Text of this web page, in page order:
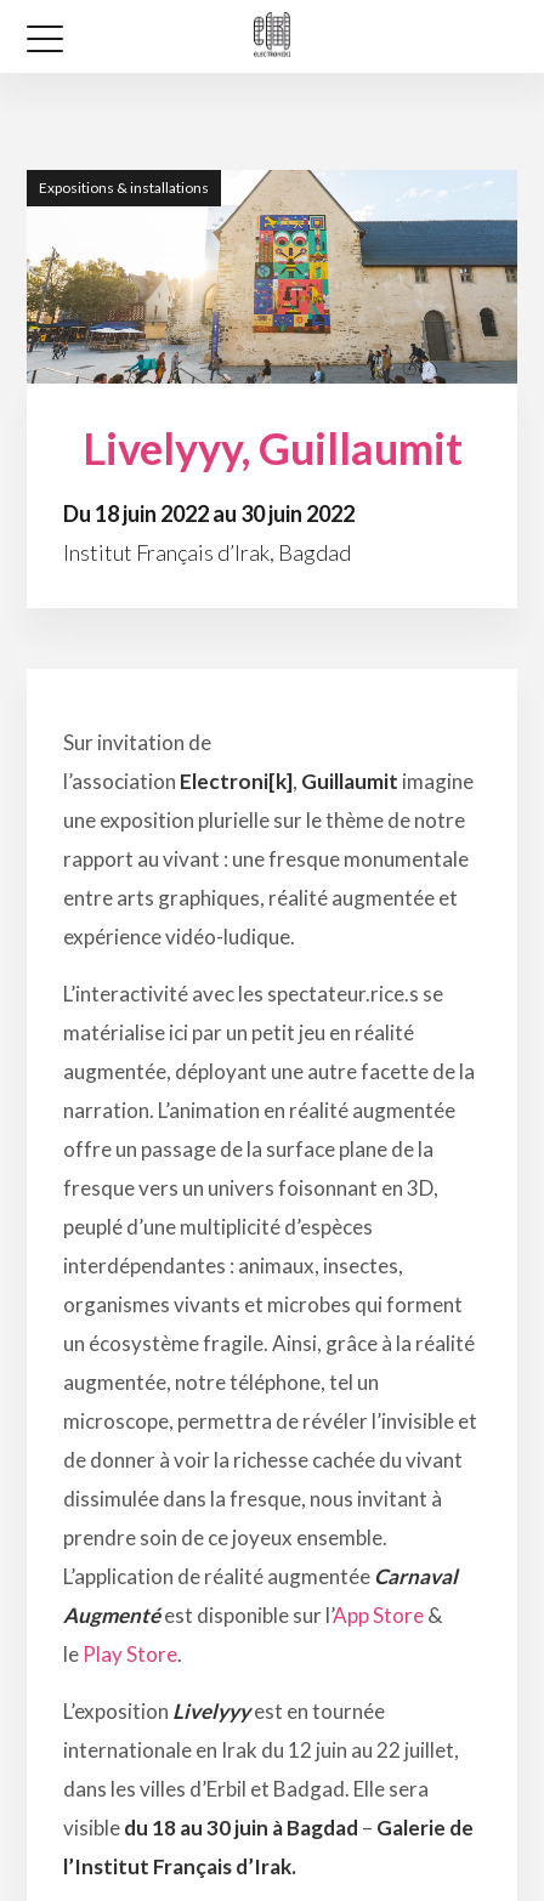
Expositions & installations
Livelyyy, Guillaumit
Du 18 juin 2022 au 30 juin 2022
Institut Français d’Irak, Bagdad
Sur invitation de
l’association Electroni[k], Guillaumit imagine
une exposition plurielle sur le thème de notre
rapport au vivant : une fresque monumentale
entre arts graphiques, réalité augmentée et
expérience vidéo-ludique.
L’interactivité avec les spectateur.rice.s se
matérialise ici par un petit jeu en réalité
augmentée, déployant une autre facette de la
narration. L’animation en réalité augmentée
offre un passage de la surface plane de la
fresque vers un univers foisonnant en 3D,
peuplé d’une multiplicité d’espèces
interdépendantes : animaux, insectes,
organismes vivants et microbes qui forment
un écosystème fragile. Ainsi, grâce à la réalité
augmentée, notre téléphone, tel un
microscope, permettra de révéler l’invisible et
de donner à voir la richesse cachée du vivant
dissimulée dans la fresque, nous invitant à
prendre soin de ce joyeux ensemble.
L’application de réalité augmentéeCarnaval
Augmentéest disponible sur l’App Store&
le Play Store.
L’exposition Livelyyyest en tournée
internationale en Irak du 12 juin au 22 juillet,
dans les villes d’Erbil et Badgad. Elle sera
visibledu 18 au 30 juin à Bagdad – Galerie de
l’Institut Français d’Irak.